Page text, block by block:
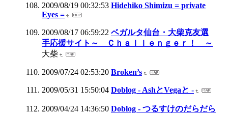
2009/08/19 00:32:53 Hidehiko Shimizu = private
Eyes =
2009/08/17 06:59:22 ベガルタ仙台・大柴克友選
手応援サイト～ Ｃｈａｌｌｅｎｇｅｒ！ ～
大柴
2009/07/24 02:53:20 Broken’s
2009/05/31 15:50:04 Doblog - AshとVegaと -
2009/04/24 14:36:50 Doblog - つるすけのだらだら